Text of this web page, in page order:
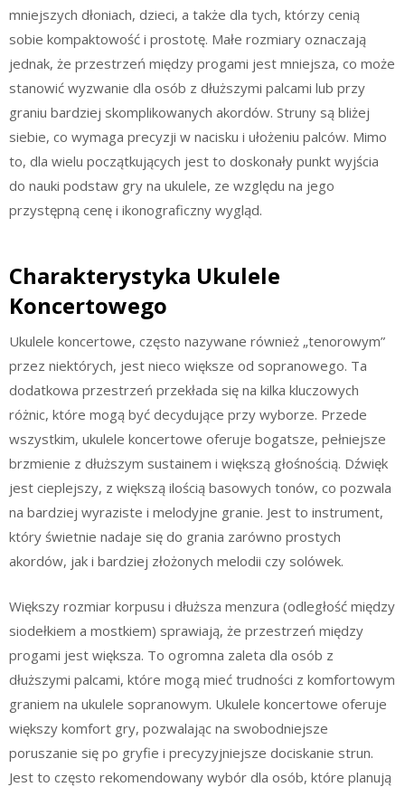
mniejszych dłoniach, dzieci, a także dla tych, którzy cenią
sobie kompaktowość i prostotę. Małe rozmiary oznaczają
jednak, że przestrzeń między progami jest mniejsza, co może
stanowić wyzwanie dla osób z dłuższymi palcami lub przy
graniu bardziej skomplikowanych akordów. Struny są bliżej
siebie, co wymaga precyzji w nacisku i ułożeniu palców. Mimo
to, dla wielu początkujących jest to doskonały punkt wyjścia
do nauki podstaw gry na ukulele, ze względu na jego
przystępną cenę i ikonograficzny wygląd.
Charakterystyka Ukulele
Koncertowego
Ukulele koncertowe, często nazywane również „tenorowym”
przez niektórych, jest nieco większe od sopranowego. Ta
dodatkowa przestrzeń przekłada się na kilka kluczowych
różnic, które mogą być decydujące przy wyborze. Przede
wszystkim, ukulele koncertowe oferuje bogatsze, pełniejsze
brzmienie z dłuższym sustainem i większą głośnością. Dźwięk
jest cieplejszy, z większą ilością basowych tonów, co pozwala
na bardziej wyraziste i melodyjne granie. Jest to instrument,
który świetnie nadaje się do grania zarówno prostych
akordów, jak i bardziej złożonych melodii czy solówek.
Większy rozmiar korpusu i dłuższa menzura (odległość między
siodełkiem a mostkiem) sprawiają, że przestrzeń między
progami jest większa. To ogromna zaleta dla osób z
dłuższymi palcami, które mogą mieć trudności z komfortowym
graniem na ukulele sopranowym. Ukulele koncertowe oferuje
większy komfort gry, pozwalając na swobodniejsze
poruszanie się po gryfie i precyzyjniejsze dociskanie strun.
Jest to często rekomendowany wybór dla osób, które planują